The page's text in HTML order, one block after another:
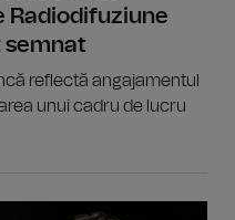
Radiodifuziune
semnat
reflectă angajamentul
unui cadru de lucru